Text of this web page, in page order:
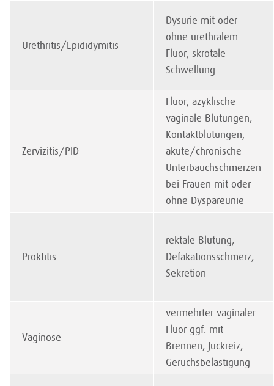
Urethritis/Epididymitis
Dysurie mit oder
ohne urethralem
Fluor, skrotale
Schwellung
Zervizitis/PID
Fluor, azyklische
vaginale Blutungen,
Kontaktblutungen,
akute/chronische
Unterbauchschmerzen
bei Frauen mit oder
ohne Dyspareunie
Proktitis
rektale Blutung,
Defäkationsschmerz,
Sekretion
Vaginose
vermehrter vaginaler
Fluor ggf. mit
Brennen, Juckreiz,
Geruchsbelästigung